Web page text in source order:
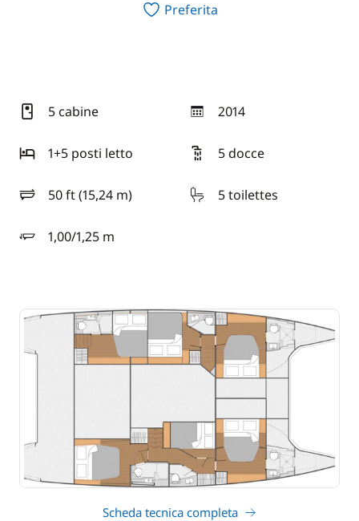
Preferita
5 cabine 2014
anno
1+5 posti letto
5 docce
50 ft (15,24 m)
lunghezza 5 toilettes
1,00/1,25 m
pescaggio
Scheda tecnica completa